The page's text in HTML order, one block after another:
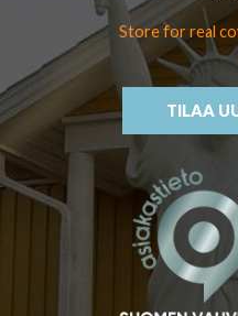
Store for real
TILAA